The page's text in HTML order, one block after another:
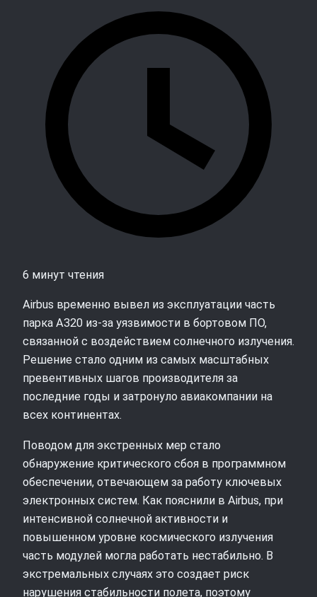
6 минут чтения
Airbus временно вывел из эксплуатации часть
парка A320 из‑за уязвимости в бортовом ПО,
связанной с воздействием солнечного излучения.
Решение стало одним из самых масштабных
превентивных шагов производителя за
последние годы и затронуло авиакомпании на
всех континентах.
Поводом для экстренных мер стало
обнаружение критического сбоя в программном
обеспечении, отвечающем за работу ключевых
электронных систем. Как пояснили в Airbus, при
интенсивной солнечной активности и
повышенном уровне космического излучения
часть модулей могла работать нестабильно. В
экстремальных случаях это создает риск
нарушения стабильности полета, поэтому